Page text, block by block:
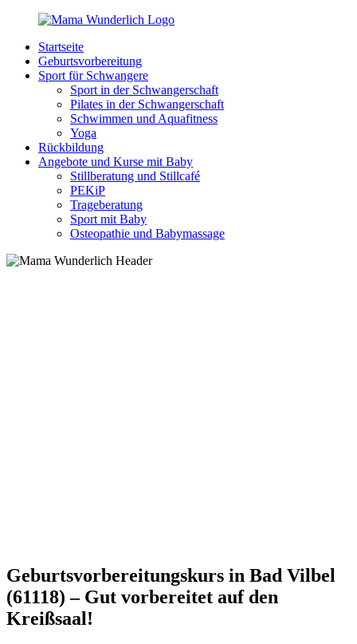
Zurück
Inhalt
MamaWunderlich.de
Mutti
sein
wunderbar!
Startseite
Geburtsvorbereitung
Sport für Schwangere
Sport in der Schwangerschaft
Pilates in der Schwangerschaft
Schwimmen und Aquafitness
Yoga
Rückbildung
Angebote und Kurse mit Baby
Stillberatung und Stillcafé
PEKiP
Trageberatung
Sport mit Baby
Osteopathie und Babymassage
Geburtsvorbereitungskurs in Bad Vilbel
(61118) – Gut vorbereitet auf den
Kreißsaal!